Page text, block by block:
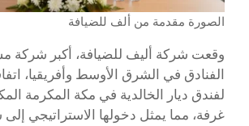
الصورة مقدمة من ألف للضيافة
وقعت شركة أليف للضيافة، أكبر شركة
الفنادق في الشرق الأوسط وأفريقيا،
غرفة، مما يمثل دخولها الاستراتيجي